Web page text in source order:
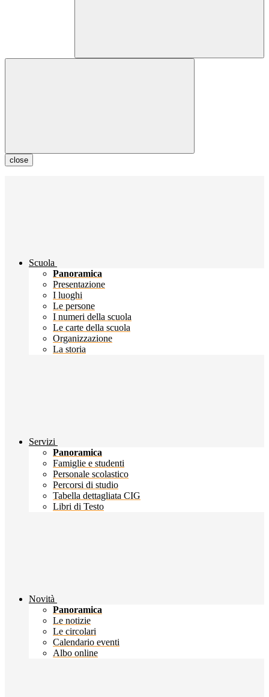
close
Scuola
Panoramica
Presentazione
I luoghi
Le persone
I numeri della scuola
Le carte della scuola
Organizzazione
La storia
Servizi
Panoramica
Famiglie e studenti
Personale scolastico
Percorsi di studio
Tabella dettagliata CIG
Libri di Testo
Novità
Panoramica
Le notizie
Le circolari
Calendario eventi
Albo online